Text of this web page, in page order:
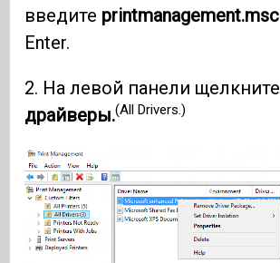
введите printmanagement.msc
Enter.
2. На левой панели щелкните
драйверы.(All Drivers.)